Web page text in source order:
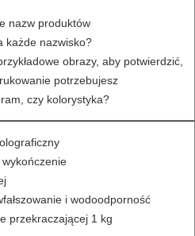
nazw produktów
każde nazwisko?
obrazy, aby potwierdzić,
potrzebujesz
czy kolorystyka?
wykończenie
i wodoodporność
przekraczającej 1 kg